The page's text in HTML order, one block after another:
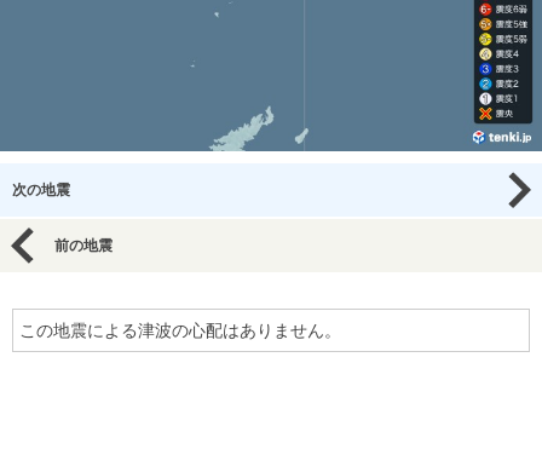
次の地震
前の地震
この地震による津波の心配はありません。